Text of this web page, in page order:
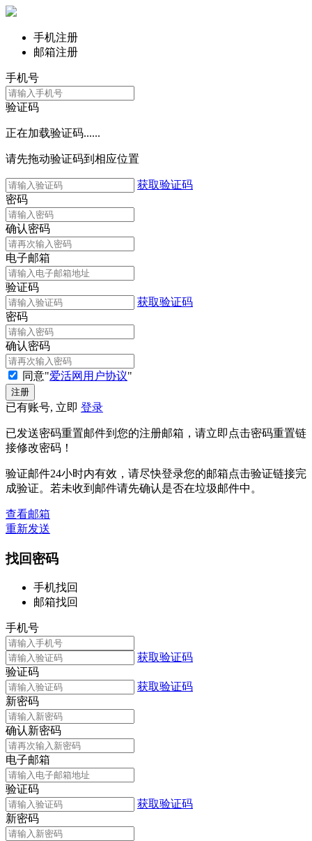
手机注册
邮箱注册
手机号
验证码
正在加载验证码......
请先拖动验证码到相应位置
获取验证码
密码
确认密码
电子邮箱
验证码
获取验证码
密码
确认密码
同意"爱活网用户协议"
已有账号, 立即 登录
已发送密码重置邮件到您的注册邮箱，请立即点击密码重置链
接修改密码！
验证邮件24小时内有效，请尽快登录您的邮箱点击验证链接完
成验证。若未收到邮件请先确认是否在垃圾邮件中。
查看邮箱
重新发送
找回密码
手机找回
邮箱找回
手机号
获取验证码
验证码
获取验证码
新密码
确认新密码
电子邮箱
验证码
获取验证码
新密码